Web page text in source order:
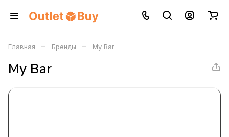
Главная – Бренды – My Bar
My Bar